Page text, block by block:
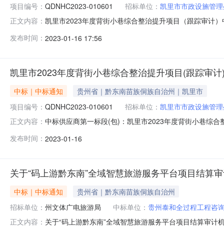
项目编号： QDNHC2023-010601 招标单位： 凯里市市政设施管
正文内容： 凯里市2023年度背街小巷综合整治提升项目（跟踪审计
局《关于建设工程造价咨询服务收费的通知》（黔价房
发布时间： 2023-01-16 17:56
凯里市2023年度背街小巷综合整治提升项目(跟踪审
中标｜中标通知
贵州省｜黔东南苗族侗族自治州｜凯里市
项目编号： QDNHC2023-010601 招标单位： 凯里市市政设施管
正文内容： 中标供应商第一标段(包)：凯里市2023年度背街小巷综
【2012】86号）文件取费标准下浮51%。凯里市2023年
发布时间： 2023-01-16
关于“码上游黔东南”全域智慧旅游服务平台项目结算
中标｜中标通知
贵州省｜黔东南苗族侗族自治州
招标单位： 州文体广电旅游局 中标单位： 贵州泰和全过程工程咨
正文内容： 关于“码上游黔东南”全域智慧旅游服务平台项目结算审